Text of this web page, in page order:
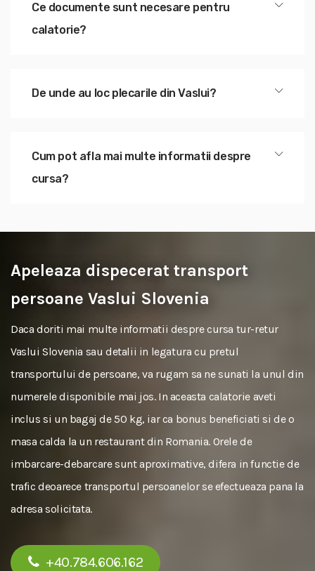
Ce documente sunt necesare pentru
calatorie?
De unde au loc plecarile din Vaslui?
Cum pot afla mai multe informatii despre
cursa?
Apeleaza dispecerat transport
persoane Vaslui Slovenia
Daca doriti mai multe informatii despre cursa tur-retur
Vaslui Slovenia sau detalii in legatura cu pretul
transportului de persoane, va rugam sa ne sunati la unul din
numerele disponibile mai jos. In aceasta calatorie aveti
inclus si un bagaj de 50 kg, iar ca bonus beneficiati si de o
masa calda la un restaurant din Romania. Orele de
imbarcare-debarcare sunt aproximative, difera in functie de
trafic deoarece transportul persoanelor se efectueaza pana la
adresa solicitata.
+40.784.606.162